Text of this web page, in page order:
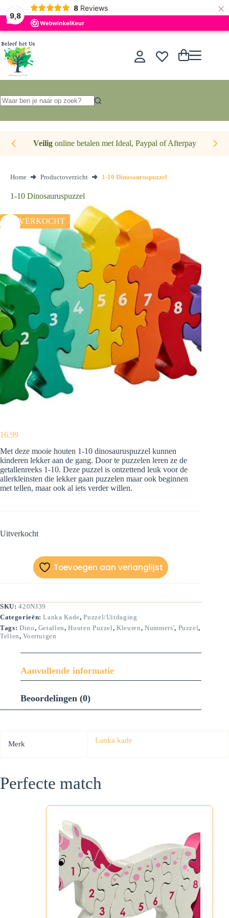
9,8
8 Reviews ×
Ga
naar
de
inhoud
Winkelwagen
resultaten
Veiligonline betalen met Ideal, Paypal of Afterpay
Home Productoverzicht 1-10 Dinosauruspuzzel
1-10 Dinosauruspuzzel
UITVERKOCHT
16,99
Met deze mooie houten 1-10 dinosauruspuzzel kunnen
kinderen lekker aan de gang. Door te puzzelen leren ze de
getallenreeks 1-10. Deze puzzel is ontzettend leuk voor de
allerkleinsten die lekker gaan puzzelen maar ook beginnen
met tellen, maar ook al iets verder willen.
Uitverkocht
Toevoegen aan verlanglijst
SKU:420NJ39
Categorieën:Lanka Kade,Puzzel/Uitdaging
Tags: Dino, Getallen,Houten Puzzel,Kleuren, Nummers', Puzzel,
Tellen,Voertuigen
Aanvullende informatie
Beoordelingen (0)
Merk Lanka kade
Perfecte match